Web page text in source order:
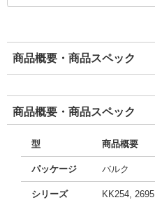
商品概要・商品スペック
商品概要・商品スペック
型 商品概要
パッケージ バルク
シリーズ KK254, 2695